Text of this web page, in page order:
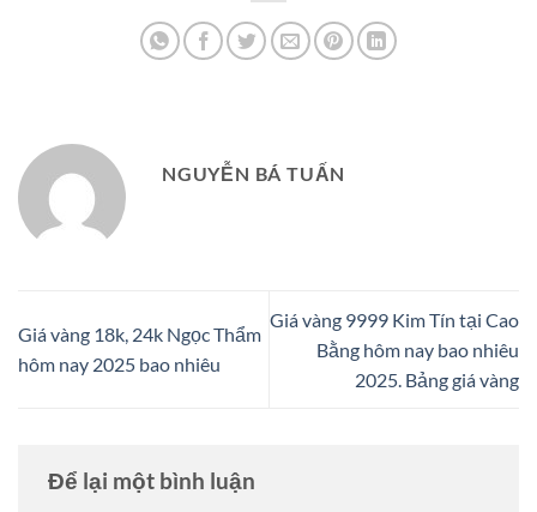
NGUYỄN BÁ TUẤN
Giá vàng 18k, 24k Ngọc Thẩm
hôm nay 2025 bao nhiêu
Giá vàng 9999 Kim Tín tại Cao
Bằng hôm nay bao nhiêu
2025. Bảng giá vàng
Để lại một bình luận